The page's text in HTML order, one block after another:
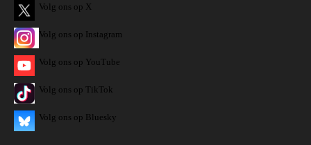
Volg ons op X
Volg ons op Instagram
Volg ons op YouTube
Volg ons op TikTok
Volg ons op Bluesky